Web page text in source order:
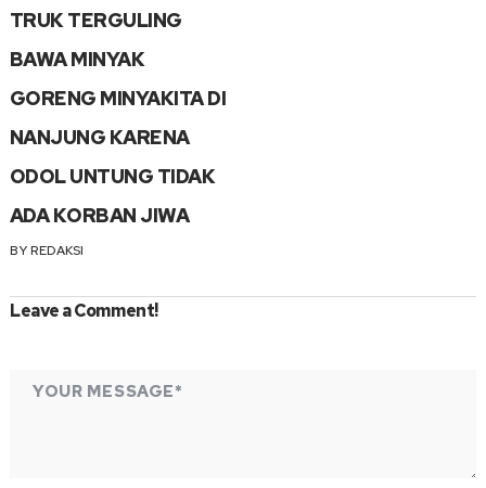
TRUK TERGULING
BAWA MINYAK
GORENG MINYAKITA DI
NANJUNG KARENA
ODOL UNTUNG TIDAK
ADA KORBAN JIWA
BYREDAKSI
Leave a Comment!